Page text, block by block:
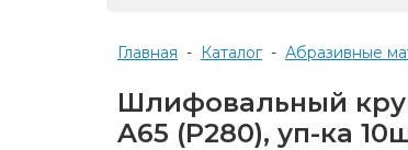
Главная - Каталог - Абразивные
Шлифовальный
A65 (Р280), уп-ка